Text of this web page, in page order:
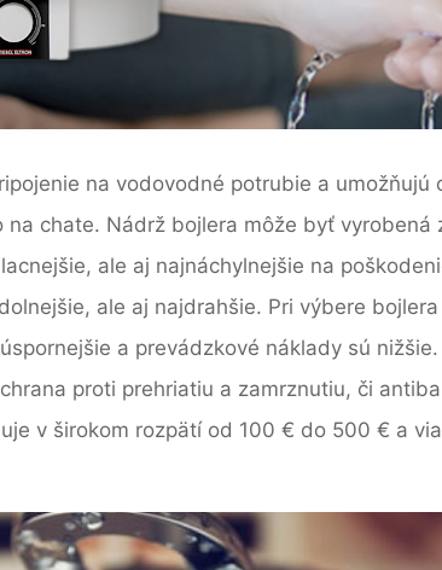
na vodovodné potrubie a
chate. Nádrž bojlera môže byť
ale aj najnáchylnejšie na
ale aj najdrahšie. Pri výbere
a prevádzkové náklady sú
proti prehriatiu a zamrznutiu, či
v širokom rozpätí od 100 € do 500 € a